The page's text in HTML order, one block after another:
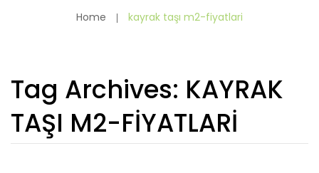
Home kayrak taşı m2-fiyatlari
Tag Archives: KAYRAK
TAŞI M2-FIYATLARI